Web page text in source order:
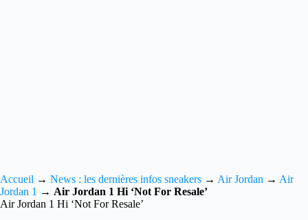
Accueil → News : les dernières infos sneakers → Air Jordan → Air
Jordan 1 → Air Jordan 1 Hi ‘Not For Resale’
Air Jordan 1 Hi ‘Not For Resale’